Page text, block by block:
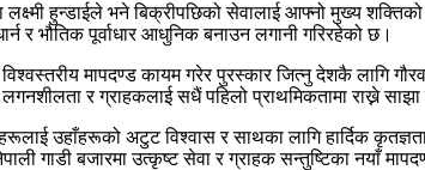
लक्ष्मी हुन्डाईले भने बिक्रीपछिको सेवालाई आफ्नो मुख्य
र भौतिक पूर्वाधार आधुनिक बनाउन लगानी गरिरहेको छ।
मापदण्ड कायम गरेर पुरस्कार जित्नु देशकै लागि
र ग्राहकलाई सधैं पहिलो प्राथमिकतामा राख्ने साझा
उहाँहरूको अटुट विश्वास र साथका लागि हार्दिक
गाडी बजारमा उत्कृष्ट सेवा र ग्राहक सन्तुष्टिका नयाँ